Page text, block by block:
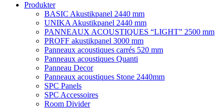
Produkter
BASIC Akustikpanel 2440 mm
UNIKA Akustikpanel 2440 mm
PANNEAUX ACOUSTIQUES “LIGHT” 2500 mm
PROFF akustikpanel 3000 mm
Panneaux acoustiques carrés 520 mm
Panneaux acoustiques Quanti
Panneau Decor
Panneaux acoustiques Stone 2440mm
SPC Panels
SPC Accessoires
Room Divider